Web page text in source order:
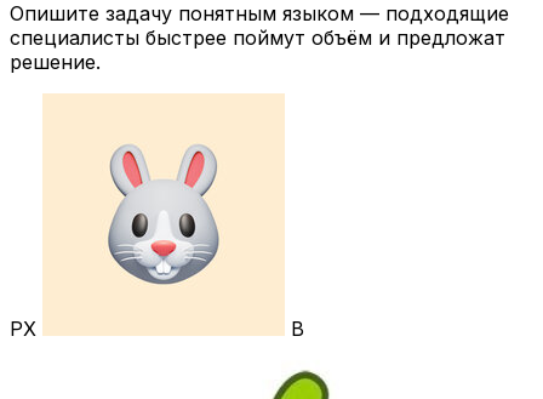
Опишите задачу понятным языком — подходящие
специалисты быстрее поймут объём и предложат
решение.
РХ В